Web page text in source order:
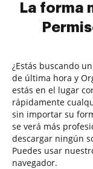
La forma
¿Estás buscando
de última hora y
estás en el lugar
rápidamente
sin importar su
se verá más
descargar ningún
Puedes usar
navegador.